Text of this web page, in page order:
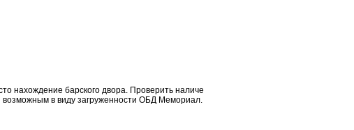
нахождение барского двора. Проверить наличе
в виду загруженности ОБД Мемориал.